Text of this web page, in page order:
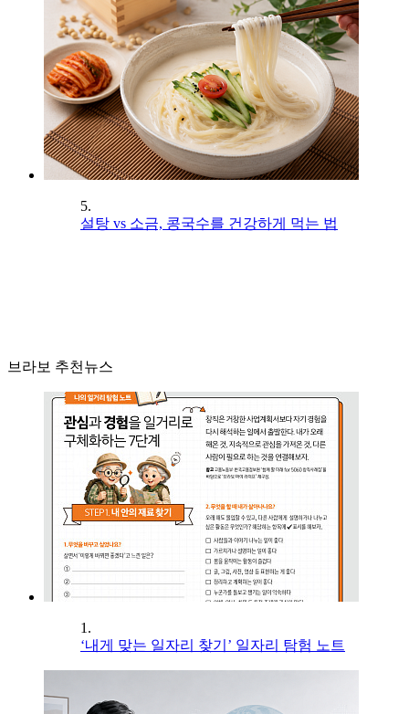
5.
설탕 vs 소금, 콩국수를 건강하게 먹는 법
브라보 추천뉴스
1.
‘내게 맞는 일자리 찾기’ 일자리 탐험 노트